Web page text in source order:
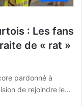
: Les fans
de « rat »
pardonné à
de rejoindre le…